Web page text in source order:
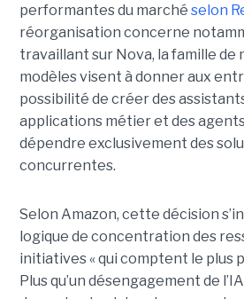
performantes du marché selon
réorganisation concerne
travaillant sur Nova, la famille de
modèles visent à donner aux
possibilité de créer des
applications métier et des
dépendre exclusivement des
concurrentes.
Selon Amazon, cette décision
logique de concentration des
initiatives « qui comptent le plus
Plus qu’un désengagement de